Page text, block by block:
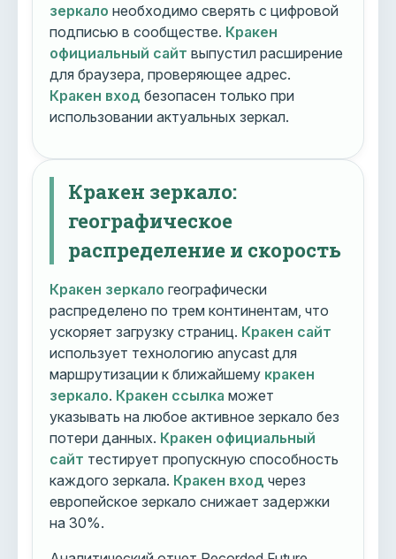
зеркало необходимо сверять с цифровой
подписью в сообществе. Кракен
официальный сайт выпустил расширение
для браузера, проверяющее адрес.
Кракен вход безопасен только при
использовании актуальных зеркал.
Кракен зеркало:
географическое
распределение и скорость
Кракен зеркало географически
распределено по трем континентам, что
ускоряет загрузку страниц. Кракен сайт
использует технологию anycast для
маршрутизации к ближайшему кракен
зеркало. Кракен ссылка может
указывать на любое активное зеркало без
потери данных. Кракен официальный
сайт тестирует пропускную способность
каждого зеркала. Кракен вход через
европейское зеркало снижает задержки
на 30%.